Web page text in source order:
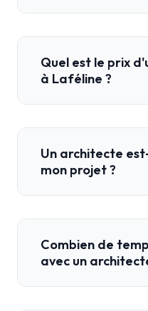
Quel est le prix
à Laféline ?
Un architecte
mon projet ?
Combien de
avec un